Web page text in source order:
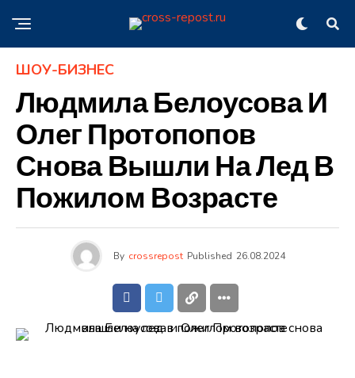
ШОУ-БИЗНЕС
Людмила Белоусова И
Олег Протопопов
Снова Вышли На Лед В
Пожилом Возрасте
By crossrepost Published 26.08.2024